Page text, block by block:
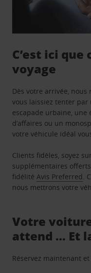
C’est ici
voyage
Dès votre arrivée, nous
vous laissiez tenter
escapade urbaine, une
d’affaires ou un
votre véhicule idéal
Clients fidèles, soyez
supplémentaires
fidélitéAvis Preferred.
nous mettrons votre
Votre
attend … Et
Réservez maintenant